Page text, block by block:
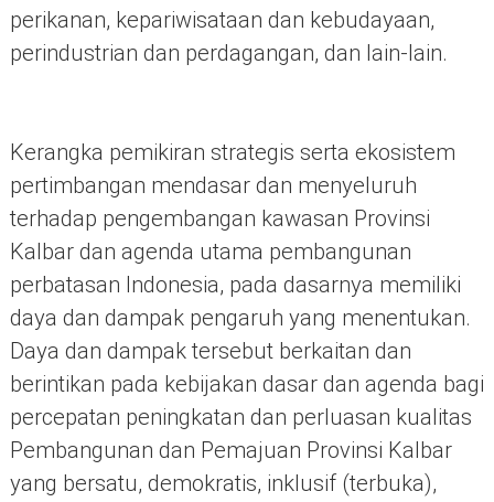
perikanan, kepariwisataan dan kebudayaan,
perindustrian dan perdagangan, dan lain-lain.
Kerangka pemikiran strategis serta ekosistem
pertimbangan mendasar dan menyeluruh
terhadap pengembangan kawasan Provinsi
Kalbar dan agenda utama pembangunan
perbatasan Indonesia, pada dasarnya memiliki
daya dan dampak pengaruh yang menentukan.
Daya dan dampak tersebut berkaitan dan
berintikan pada kebijakan dasar dan agenda bagi
percepatan peningkatan dan perluasan kualitas
Pembangunan dan Pemajuan Provinsi Kalbar
yang bersatu, demokratis, inklusif (terbuka),